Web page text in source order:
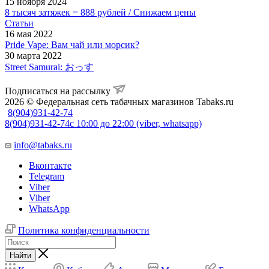
8 тысяч затяжек = 888 рублей / Снижаем цены
Статьи
16 мая 2022
Pride Vape: Вам чай или морсик?
30 марта 2022
Street Samurai: おっす
Подписаться на рассылку
2026 © Федеральная сеть табачных магазинов Tabaks.ru
8(904)931-42-74
8(904)931-42-74с 10:00 до 22:00 (viber, whatsapp)
info@tabaks.ru
Вконтакте
Telegram
Viber
Viber
WhatsApp
Политика конфиденциальности
Найти